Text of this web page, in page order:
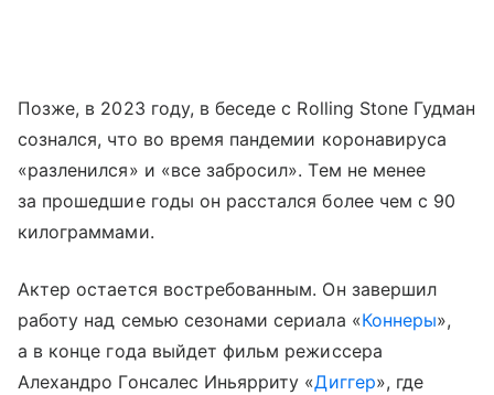
Позже, в 2023 году, в беседе с Rolling Stone Гудман
сознался, что во время пандемии коронавируса
«разленился» и «все забросил». Тем не менее
за прошедшие годы он расстался более чем с 90
килограммами.
Актер остается востребованным. Он завершил
работу над семью сезонами сериала «Коннеры»,
а в конце года выйдет фильм режиссера
Алехандро Гонсалес Иньярриту «Диггер», где